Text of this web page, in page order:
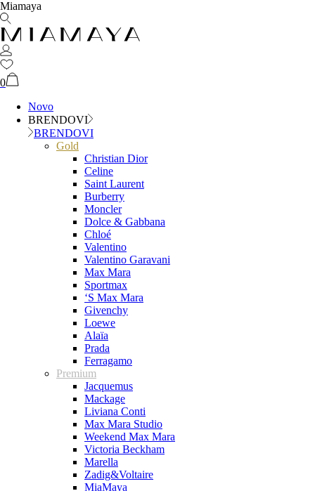
Miamaya
0
Novo
BRENDOVI
BRENDOVI
Gold
Christian Dior
Celine
Saint Laurent
Burberry
Moncler
Dolce & Gabbana
Chloé
Valentino
Valentino Garavani
Max Mara
Sportmax
‘S Max Mara
Givenchy
Loewe
Alaïa
Prada
Ferragamo
Premium
Jacquemus
Mackage
Liviana Conti
Max Mara Studio
Weekend Max Mara
Victoria Beckham
Marella
Zadig&Voltaire
MiaMaya